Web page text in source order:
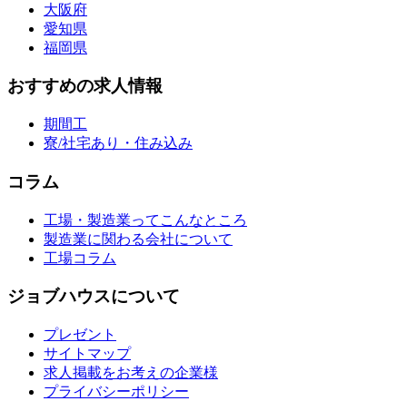
大阪府
愛知県
福岡県
おすすめの求人情報
期間工
寮/社宅あり・住み込み
コラム
工場・製造業ってこんなところ
製造業に関わる会社について
工場コラム
ジョブハウスについて
プレゼント
サイトマップ
求人掲載をお考えの企業様
プライバシーポリシー